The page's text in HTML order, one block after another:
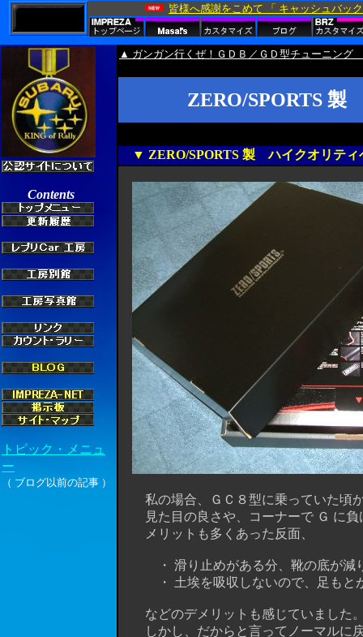
▲ ガンガン行くぜ！ＧＤＢ／ＧＤ型チューニン
ZERO/SPORTS
▼ ZERO/SPORTS 製 ハイクオリティ
私の場合、ＧＣ８型に乗っていた頃
見た目の良さや、コーナーで Ｇ に負
メリットも多くあった反面、
・ 滑り止めがある分、靴の底が減り
・ 土埃を吸収しないので、足もと
などのデメリットも感じていました
しかし、だからと言ってノーマルに戻